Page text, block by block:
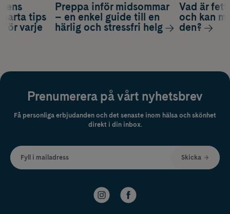
Vad är
och kan
den?
tips
för varje
Preppa inför midsommar
– en enkel guide till en
härlig och stressfri helg
Prenumerera på vårt nyhetsbrev
Få personliga erbjudanden och det senaste inom hälsa och skönhet
direkt i din inbox.
Fyll i mailadress Skicka